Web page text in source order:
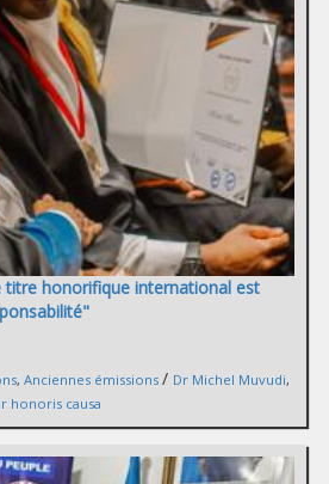
titre honorifique international est
, Anciennes émissions / Dr Michel Muvudi,
honoris causa